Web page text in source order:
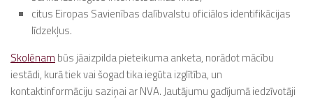
citus Eiropas Savienības dalībvalstu oficiālos identifikācijas
līdzekļus.
Skolēnam būs jāaizpilda pieteikuma anketa, norādot mācību
iestādi, kurā tiek vai šogad tika iegūta izglītība, un
kontaktinformāciju saziņai ar NVA. Jautājumu gadījumā iedzīvotāji